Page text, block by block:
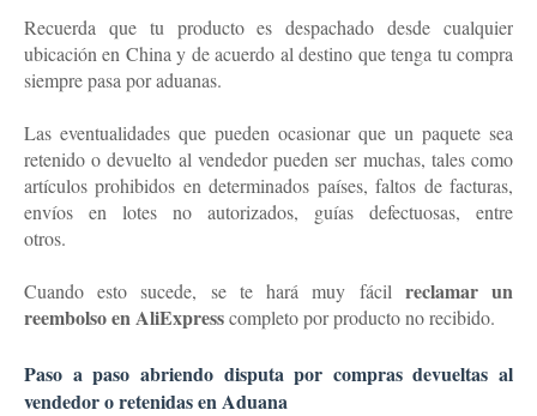
Recuerda que tu producto es despachado desde cualquier
ubicación en China y de acuerdo al destino que tenga tu compra
siempre pasa por aduanas.
Las eventualidades que pueden ocasionar que un paquete sea
retenido o devuelto al vendedor pueden ser muchas, tales como
artículos prohibidos en determinados países, faltos de facturas,
envíos en lotes no autorizados, guías defectuosas, entre
otros.
Cuando esto sucede, se te hará muy fácil reclamar un
reembolso en AliExpresscompleto por producto no recibido.
Paso a paso abriendo disputa por compras devueltas al
vendedor o retenidas en Aduana